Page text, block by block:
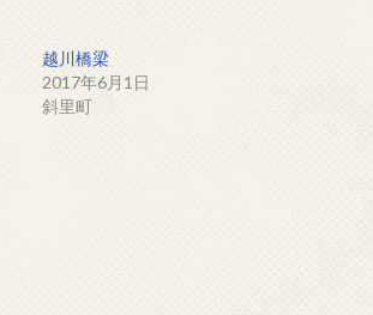
越川橋梁
2017年6月1日
斜里町